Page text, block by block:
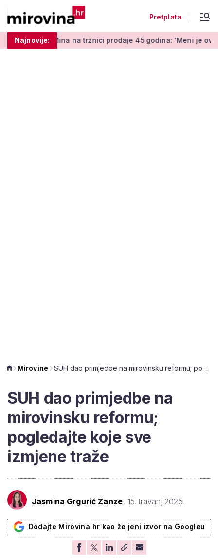
Pretplata
Najnovije:
tržnici prodaje 45 godina: 'Meni je ovo zabava i terapija'
Mirovine SUH dao primjedbe na mirovinsku reformu; pogledajte koje sve izmjene traže
SUH dao primjedbe na
mirovinsku reformu;
pogledajte koje sve
izmjene traže
Jasmina Grgurić Zanze 15. travanj 2025.
Dodajte Mirovina.hr kao željeni izvor na Googleu